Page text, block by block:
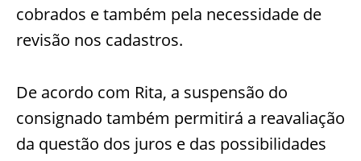
cobrados e também pela necessidade de
revisão nos cadastros.
De acordo com Rita, a suspensão do
consignado também permitirá a reavaliação
da questão dos juros e das possibilidades